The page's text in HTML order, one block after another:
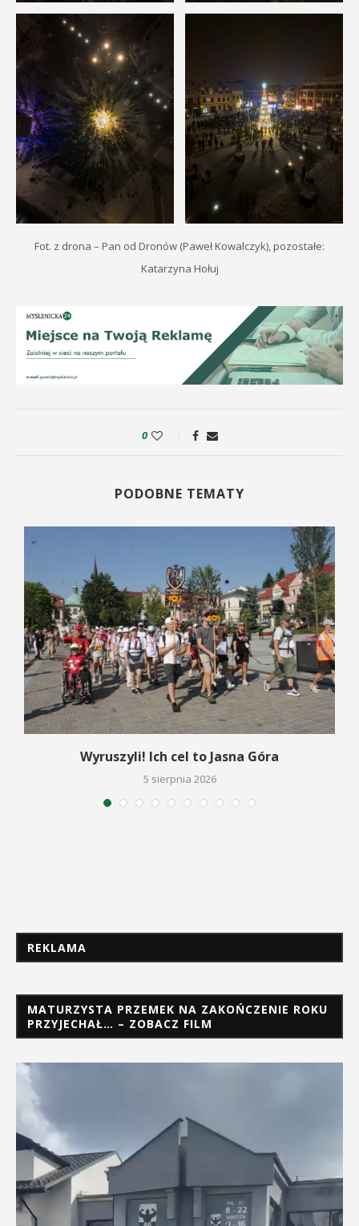
Fot. z drona – Pan od Dronów (Paweł Kowalczyk), pozostałe:
Katarzyna Hołuj
0
PODOBNE TEMATY
Wyruszyli! Ich cel to Jasna Góra
5 sierpnia 2026
REKLAMA
MATURZYSTA PRZEMEK NA ZAKOŃCZENIE ROKU
PRZYJECHAŁ… – ZOBACZ FILM
Odtwarzacz